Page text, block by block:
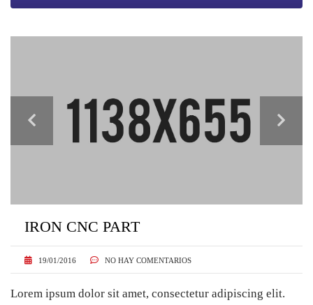
IRON CNC PART
19/01/2016 NO HAY COMENTARIOS
Lorem ipsum dolor sit amet, consectetur adipiscing elit.